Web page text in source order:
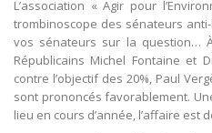
L’association « Agir pour
trombinoscope des sénateurs
vos sénateurs sur la question…
Républicains Michel Fontaine et
contre l’objectif des 20%, Paul
sont prononcés favorablement.
lieu en cours d’année, l’affaire est